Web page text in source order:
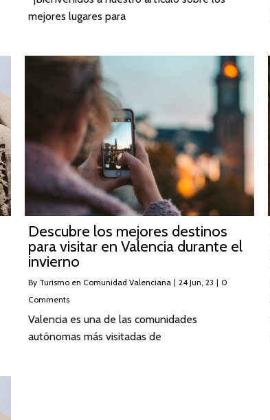
mejores lugares para
Descubre los mejores destinos
para visitar en Valencia durante el
invierno
By Turismo en Comunidad Valenciana | 24 Jun, 23 | 0
Comments
Valencia es una de las comunidades
autónomas más visitadas de